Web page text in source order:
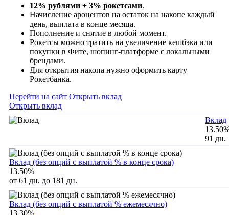
12% рублями + 3% рокетсами.
Начисление ароцентов на остаток на накопе каждый
день, выплата в конце месяца.
Пополнение и снятие в любой момент.
Рокетсы можно тратить на увеличение кешбэка или
покупки в Фите, шопинг-платформе с локальными
брендами.
Для открытия накопа нужно оформить карту
Рокетбанка.
Перейти на сайт Открыть вклад
Открыть вклад
Вклад
91 дн.
Вклад (без опций с выплатой % в конце срока)
13.50%
от 61 дн. до 181 дн.
Вклад (без опций с выплатой % ежемесячно)
13.30%